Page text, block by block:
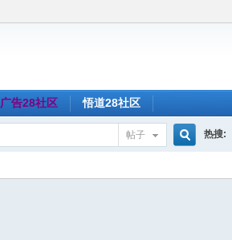
广告28社区 悟道28社区
帖子 热搜: